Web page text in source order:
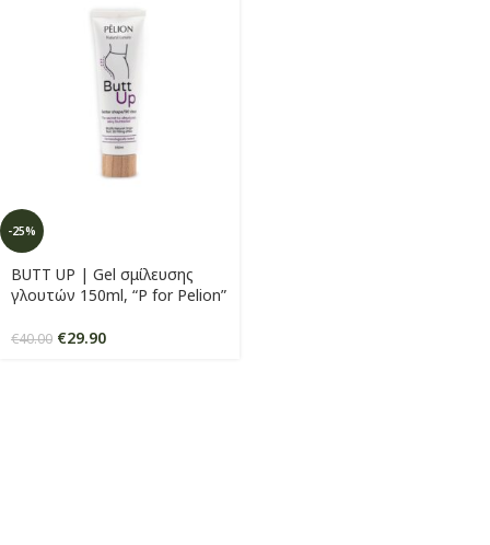
-25%
BUTT UP | Gel σμίλευσης
γλουτών 150ml, “P for Pelion”
€40.00 €29.90